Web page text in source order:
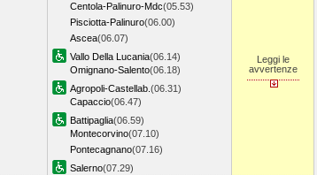
Centola-Palinuro-Mdc(05.53)
Pisciotta-Palinuro(06.00)
Ascea(06.07)
Vallo Della Lucania(06.14)
Omignano-Salento(06.18)
Agropoli-Castellab. (06.31)
Capaccio(06.47)
Battipaglia(06.59)
Montecorvino(07.10)
Pontecagnano(07.16)
Salerno(07.29)
Leggi le
avvertenze